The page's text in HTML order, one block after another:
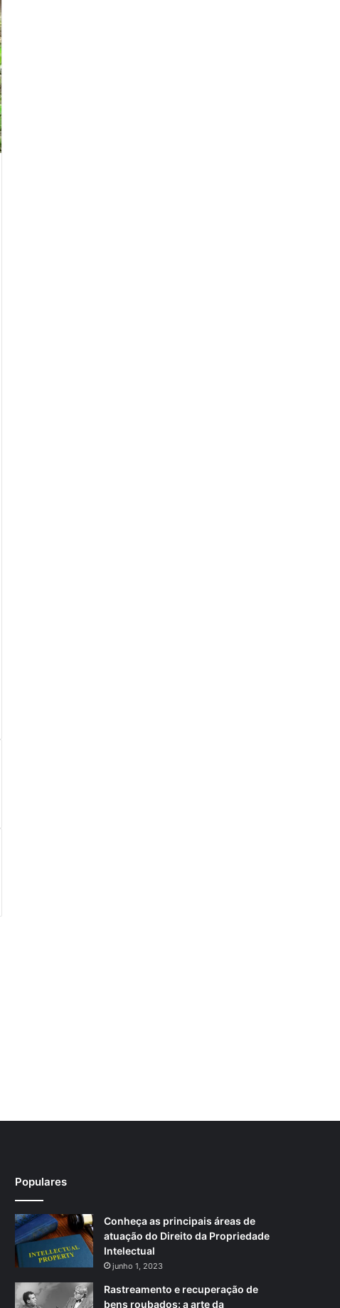
Populares
Conheça as principais áreas de
atuação do Direito da Propriedade
Intelectual
junho 1, 2023
Rastreamento e recuperação de
bens roubados: a arte da